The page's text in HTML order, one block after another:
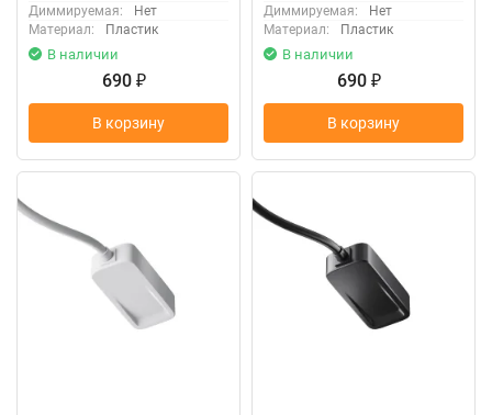
Диммируемая:
Нет
Материал:
Пластик
В наличии
690 ₽
В корзину
Диммируемая:
Нет
Материал:
Пластик
В наличии
690 ₽
В корзину